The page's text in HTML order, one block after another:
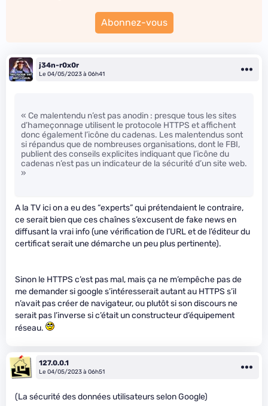
Abonnez-vous
j34n-r0x0r
Le 04/05/2023 à 06h41
« Ce malentendu n’est pas anodin : presque tous les sites
d’hameçonnage utilisent le protocole HTTPS et affichent
donc également l’icône du cadenas. Les malentendus sont
si répandus que de nombreuses organisations, dont le FBI,
publient des conseils explicites indiquant que l’icône du
cadenas n’est pas un indicateur de la sécurité d’un site web.
»
A la TV ici on a eu des “experts” qui prétendaient le contraire,
ce serait bien que ces chaînes s’excusent de fake news en
diffusant la vrai info (une vérification de l’URL et de l’éditeur du
certificat serait une démarche un peu plus pertinente).
Sinon le HTTPS c’est pas mal, mais ça ne m’empêche pas de
me demander si google s’intéresserait autant au HTTPS s’il
n’avait pas créer de navigateur, ou plutôt si son discours ne
serait pas l’inverse si c’était un constructeur d’équipement
réseau.
127.0.0.1
Le 04/05/2023 à 06h51
(La sécurité des données utilisateurs selon Google)